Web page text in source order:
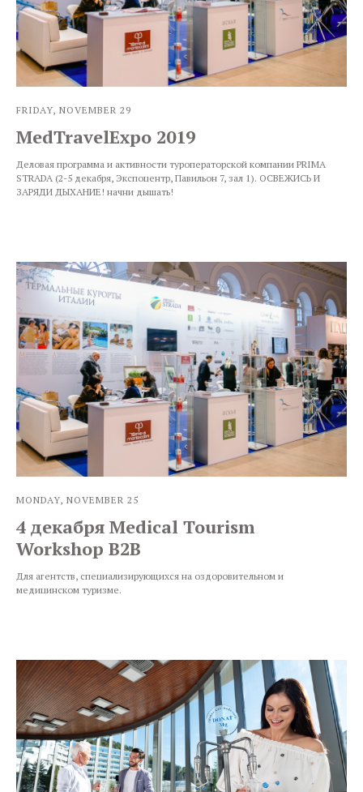
FRIDAY, NOVEMBER 29
MedTravelExpo 2019
Деловая программа и активности туроператорской компании PRIMA
STRADA (2-5 декабря, Экспоцентр, Павильон 7, зал 1). ОСВЕЖИСЬ И
ЗАРЯДИ ДЫХАНИЕ! начни дышать!
MONDAY, NOVEMBER 25
4 декабря Medical Tourism
Workshop В2В
Для агентств, специализирующихся на оздоровительном и
медицинском туризме.